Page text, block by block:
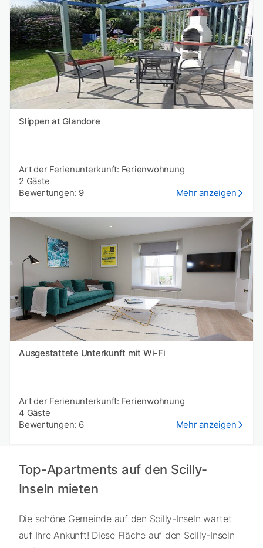
Slippen at Glandore
Art der Ferienunterkunft: Ferienwohnung
2 Gäste
Bewertungen: 9
Mehr anzeigen
Ausgestattete Unterkunft mit Wi-Fi
Art der Ferienunterkunft: Ferienwohnung
4 Gäste
Bewertungen: 6
Mehr anzeigen
Top-Apartments auf den Scilly-
Inseln mieten
Die schöne Gemeinde auf den Scilly-Inseln wartet
auf Ihre Ankunft! Diese Fläche auf den Scilly-Inseln